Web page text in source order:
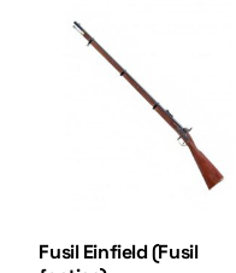
Fusil Einfield (Fusil